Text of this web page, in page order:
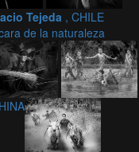
Tejeda , CHILE
de la naturaleza